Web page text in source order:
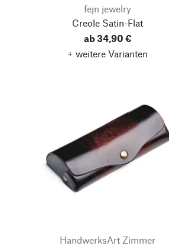
fejn jewelry
Creole Satin-Flat
ab 34,90 €
+ weitere Varianten
HandwerksArt Zimmer